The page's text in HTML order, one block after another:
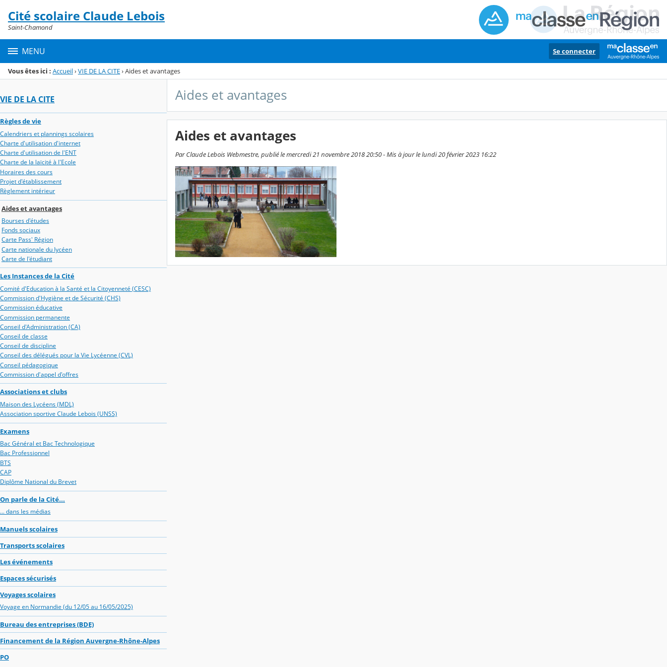
Menu de la rubrique
Contenu
Cité scolaire Claude Lebois
Saint-Chamond
MENU Se connecter
Vous êtes ici : Accueil›VIE DE LA CITE›Aides et avantages
VIE DE LA CITE
Règles de vie
Calendriers et plannings scolaires
Charte d'utilisation d'internet
Charte d'utilisation de l'ENT
Charte de la laïcité à l'Ecole
Horaires des cours
Projet d'établissement
Règlement intérieur
Aides et avantages
Bourses d'études
Fonds sociaux
Carte Pass' Région
Carte nationale du lycéen
Carte de l'étudiant
Les Instances de la Cité
Comité d'Education à la Santé et la Citoyenneté (CESC)
Commission d'Hygiène et de Sécurité (CHS)
Commission éducative
Commission permanente
Conseil d'Administration (CA)
Conseil de classe
Conseil de discipline
Conseil des délégués pour la Vie Lycéenne (CVL)
Conseil pédagogique
Commission d'appel d'offres
Associations et clubs
Maison des Lycéens (MDL)
Association sportive Claude Lebois (UNSS)
Examens
Bac Général et Bac Technologique
Bac Professionnel
BTS
CAP
Diplôme National du Brevet
On parle de la Cité...
... dans les médias
Manuels scolaires
Transports scolaires
Les événements
Espaces sécurisés
Voyages scolaires
Voyage en Normandie (du 12/05 au 16/05/2025)
Bureau des entreprises (BDE)
Financement de la Région Auvergne-Rhône-Alpes
PO
Aides et avantages
Aides et avantages
Par Claude Lebois Webmestre, publié le mercredi 21 novembre 2018 20:50 - Mis à jour le lundi 20 février 2023 16:22